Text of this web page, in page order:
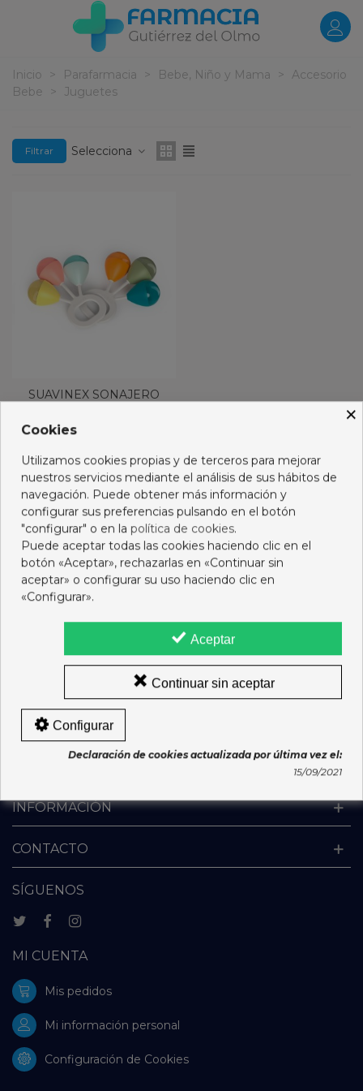
Inicio > Parafarmacia > Bebe, Niño y Mama > Accesorio
Bebe
> Juguetes
Filtrar Selecciona
SUAVINEX SONAJERO
7,75 €
Ver más
Mostrando 1-1 de 1 artículo(s)
: Ramón Andrés Gutiérrez del Olmo Miguel,
07491882T,Colegiadonº 2588
C-321-F, Colegio Oficial de Farmacéuticos de A
Autoridad Competente
Sanidade | Subdirección Xeral de Inspección de Servizos
Sanitarios Teléfono: 881542702 | Email:
venda.distancia.medicamentos@sergas.es
INFORMACIÓN
CONTACTO
SÍGUENOS
MI CUENTA
Mis pedidos
Mi información personal
Configuración de Cookies
×
Cookies
Utilizamos cookies propias y de terceros para mejorar
nuestros servicios mediante el análisis de sus hábitos de
navegación. Puede obtener más información y
configurar sus preferencias pulsando en el botón
"configurar" o en la política de cookies.
Puede aceptar todas las cookies haciendo clic en el
botón «Aceptar», rechazarlas en «Continuar sin
aceptar» o configurar su uso haciendo clic en
«Configurar».
Aceptar
Continuar sin aceptar
Configurar
Declaración de cookies actualizada por última vez el:
15/09/2021